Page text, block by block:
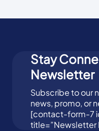
Stay
Newsletter
Subscribe to our
news, promo, or
[contact-form-7
title=”Newsletter